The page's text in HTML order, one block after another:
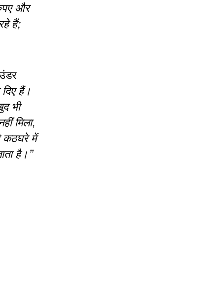
और
हैं;
हैं।
भी
मिला,
कठघरे में
है।’’